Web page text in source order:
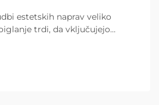
estetskih naprav veliko
trdi, da vključujejo
funkcije sploh obstajajo,
delujejo med kliničnim